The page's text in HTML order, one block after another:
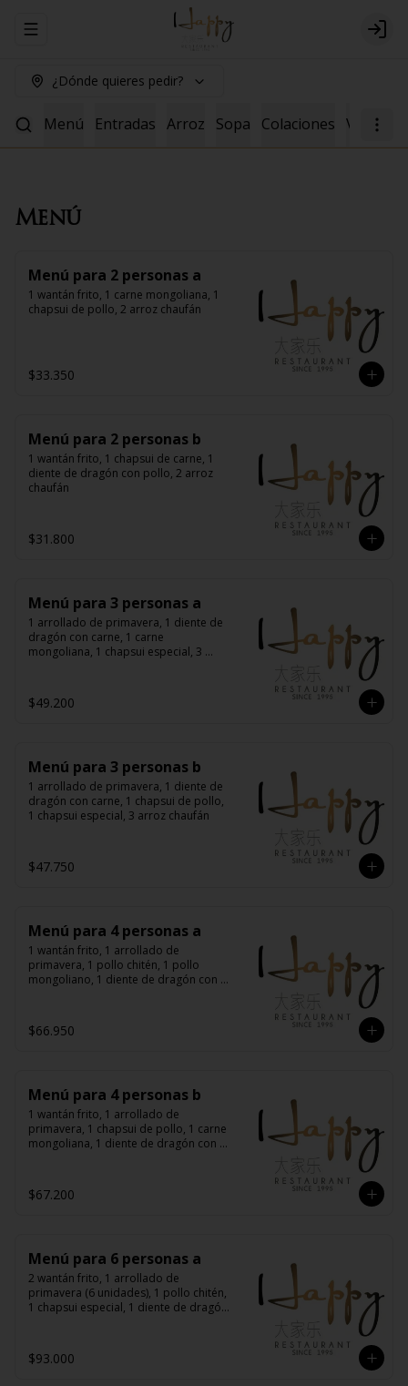
Abrir menu de navegación Login
¿Dónde quieres pedir?
Menú Entradas Arroz Sopa Colaciones Vacuno
Menú
Menú para 2 personas a
1 wantán frito, 1 carne mongoliana, 1
chapsui de pollo, 2 arroz chaufán
$33.350
Menú para 2 personas b
1 wantán frito, 1 chapsui de carne, 1
diente de dragón con pollo, 2 arroz
chaufán
$31.800
Menú para 3 personas a
1 arrollado de primavera, 1 diente de
dragón con carne, 1 carne
mongoliana, 1 chapsui especial, 3
$49.200
Menú para 3 personas b
1 arrollado de primavera, 1 diente de
dragón con carne, 1 chapsui de pollo,
1 chapsui especial, 3 arroz chaufán
$47.750
Menú para 4 personas a
1 wantán frito, 1 arrollado de
primavera, 1 pollo chitén, 1 pollo
mongoliano, 1 diente de dragón con
$66.950
Menú para 4 personas b
1 wantán frito, 1 arrollado de
primavera, 1 chapsui de pollo, 1 carne
mongoliana, 1 diente de dragón con
$67.200
Menú para 6 personas a
2 wantán frito, 1 arrollado de
primavera (6 unidades), 1 pollo chitén,
1 chapsui especial, 1 diente de dragón
$93.000